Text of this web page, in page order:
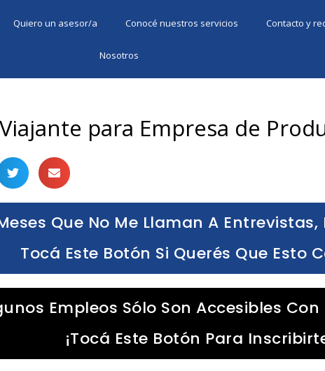
Quiero un asesor/a Conocé nuestros servicios Contacto y
Nosotros
para Empresa de
Que No Me Llaman A Entrevistas,
Tocá Este Botón Si Querés Que Esto
Empleos Sólo Son Accesibles
¡Tocá Este Botón Para